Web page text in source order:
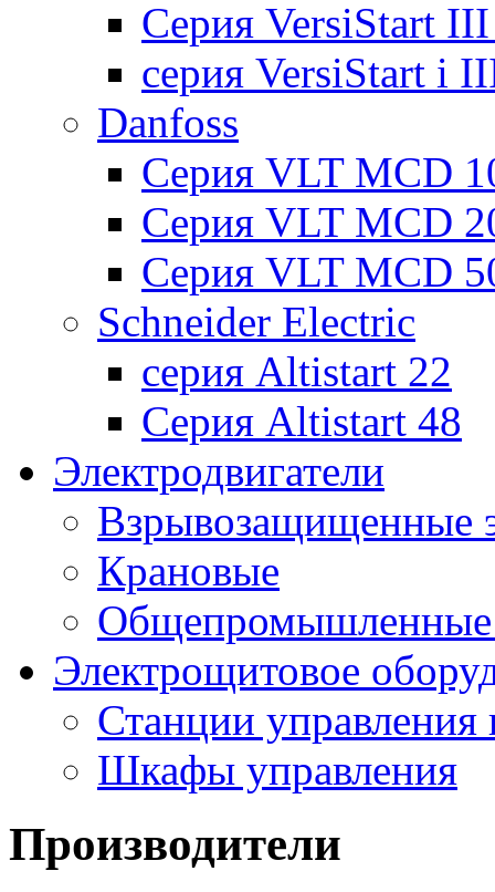
Cерия VersiStart
серия VersiStart i
Danfoss
Серия VLT MCD
Серия VLT MCD
Серия VLT MCD
Schneider Electric
серия Altistart 22
Серия Altistart 48
Электродвигатели
Взрывозащищенные
Крановые
Общепромышленные
Электрощитовое
Станции управления
Шкафы управления
Производители